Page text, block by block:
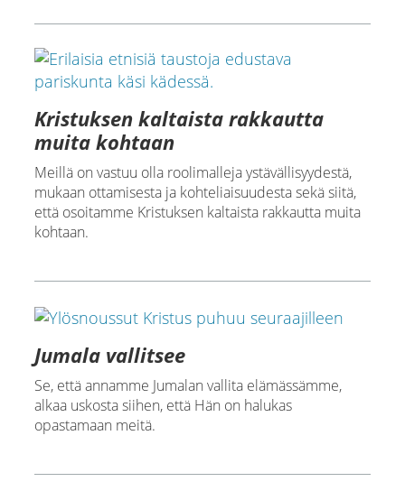
Kristuksen kaltaista rakkautta
muita kohtaan
Meillä on vastuu olla roolimalleja ystävällisyydestä,
mukaan ottamisesta ja kohteliaisuudesta sekä siitä,
että osoitamme Kristuksen kaltaista rakkautta muita
kohtaan.
Jumala vallitsee
Se, että annamme Jumalan vallita elämässämme,
alkaa uskosta siihen, että Hän on halukas
opastamaan meitä.